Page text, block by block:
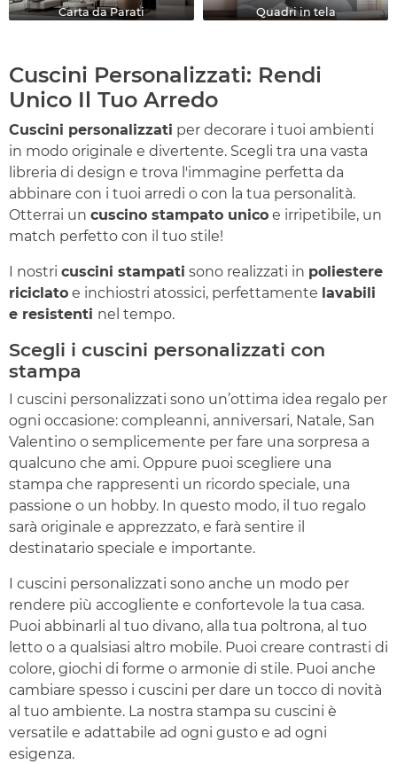
Carta da Parati Quadri in tela
Cuscini Personalizzati: Rendi
Unico Il Tuo Arredo
Cuscini personalizzati per decorare i tuoi ambienti
in modo originale e divertente. Scegli tra una vasta
libreria di design e trova l'immagine perfetta da
abbinare con i tuoi arredi o con la tua personalità.
Otterrai un cuscino stampato unico e irripetibile, un
match perfetto con il tuo stile!
I nostri cuscini stampati sono realizzati in poliestere
riciclato e inchiostri atossici, perfettamente lavabili
e resistenti nel tempo.
Scegli i cuscini personalizzati con
stampa
I cuscini personalizzati sono un’ottima idea regalo per
ogni occasione: compleanni, anniversari, Natale, San
Valentino o semplicemente per fare una sorpresa a
qualcuno che ami. Oppure puoi scegliere una
stampa che rappresenti un ricordo speciale, una
passione o un hobby. In questo modo, il tuo regalo
sarà originale e apprezzato, e farà sentire il
destinatario speciale e importante.
I cuscini personalizzati sono anche un modo per
rendere più accogliente e confortevole la tua casa.
Puoi abbinarli al tuo divano, alla tua poltrona, al tuo
letto o a qualsiasi altro mobile. Puoi creare contrasti di
colore, giochi di forme o armonie di stile. Puoi anche
cambiare spesso i cuscini per dare un tocco di novità
al tuo ambiente. La nostra stampa su cuscini è
versatile e adattabile ad ogni gusto e ad ogni
esigenza.